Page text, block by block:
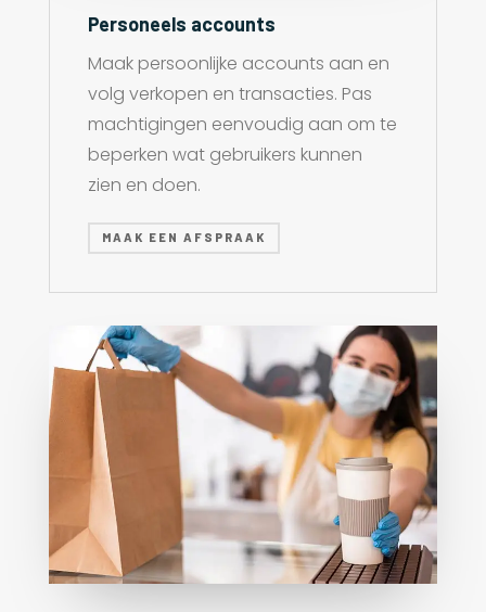
Personeels accounts
Maak persoonlijke accounts aan en
volg verkopen en transacties. Pas
machtigingen eenvoudig aan om te
beperken wat gebruikers kunnen
zien en doen.
MAAK EEN AFSPRAAK